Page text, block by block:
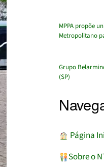
MPPA propõe
Metropolitano
Grupo
(SP)
Página
Sobre o